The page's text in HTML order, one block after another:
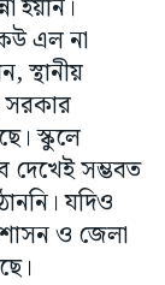
হয়নি।
এল না
স্থানীয়
সরকার
স্কুলে
দেখেই সম্ভবত
যদিও
ও জেলা